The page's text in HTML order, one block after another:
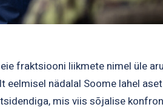
fraktsiooni liikmete nimel üle
eelmisel nädalal Soome lahel
mis viis sõjalise